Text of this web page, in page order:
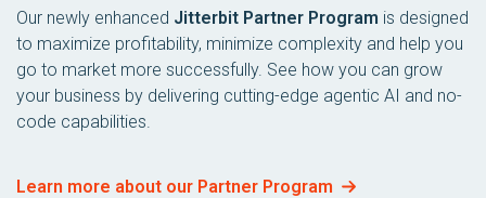
Our newly enhanced Jitterbit Partner Program is designed
to maximize profitability, minimize complexity and help you
go to market more successfully. See how you can grow
your business by delivering cutting-edge agentic AI and no-
code capabilities.
Learn more about our Partner Program